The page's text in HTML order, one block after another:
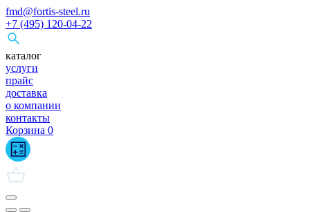
fmd@fortis-steel.ru
+7 (495) 120-04-22
каталог
услуги
прайс
доставка
о компании
контакты
Корзина 0